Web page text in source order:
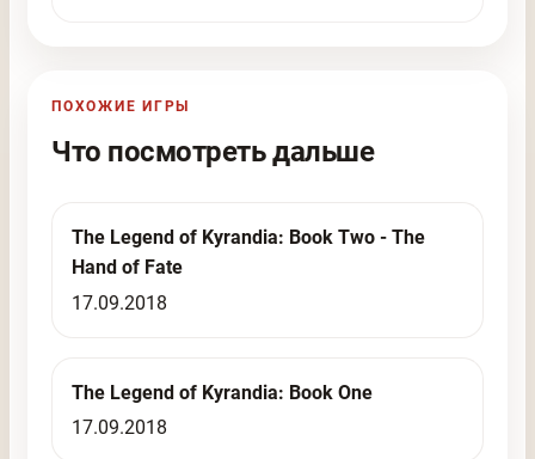
ПОХОЖИЕ ИГРЫ
Что посмотреть дальше
The Legend of Kyrandia: Book Two - The
Hand of Fate
17.09.2018
The Legend of Kyrandia: Book One
17.09.2018